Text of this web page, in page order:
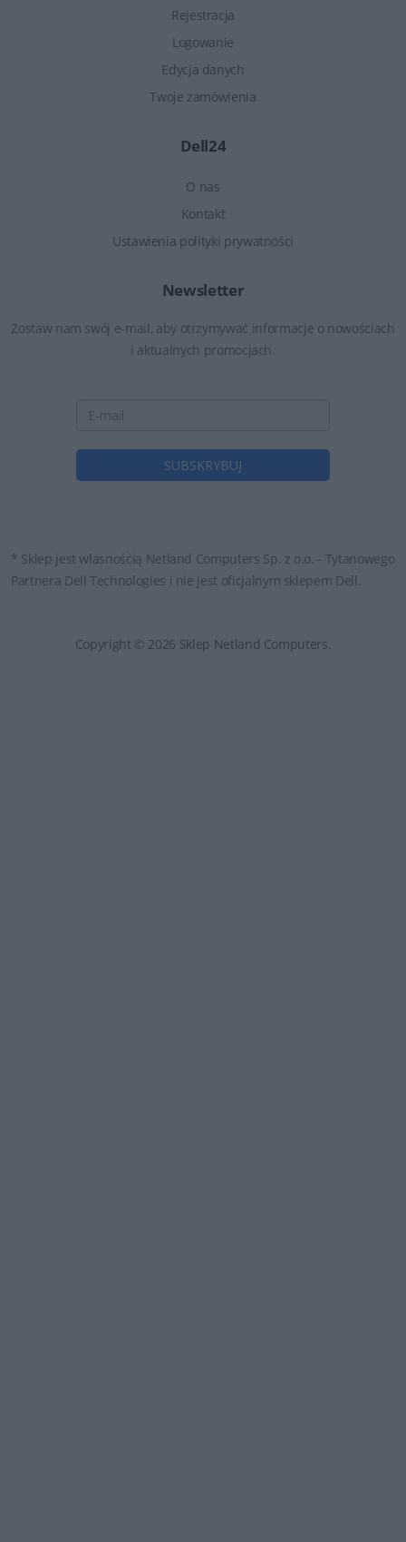
Rejestracja
Logowanie
Edycja danych
Twoje zamówienia
Dell24
O nas
Kontakt
Ustawienia polityki prywatności
Newsletter
Zostaw nam swój e-mail, aby otrzymywać informacje o nowościach
i aktualnych promocjach.
* Sklep jest własnością Netland Computers Sp. z o.o. - Tytanowego
Partnera Dell Technologies i nie jest oficjalnym sklepem Dell.
Copyright © 2026 Sklep Netland Computers.